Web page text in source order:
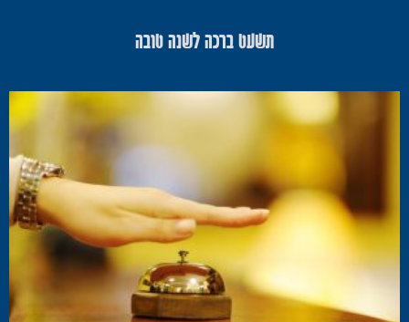
תשעט ברכה לשנה טובה